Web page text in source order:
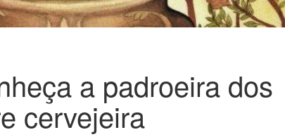
a padroeira dos
cervejeira